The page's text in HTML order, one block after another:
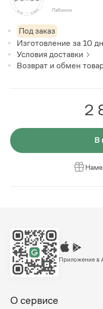
Лабинск
Под заказ
Изготовление за 10
Условия доставки
Возврат и обмен
2
В
Приложение в
О сервисе